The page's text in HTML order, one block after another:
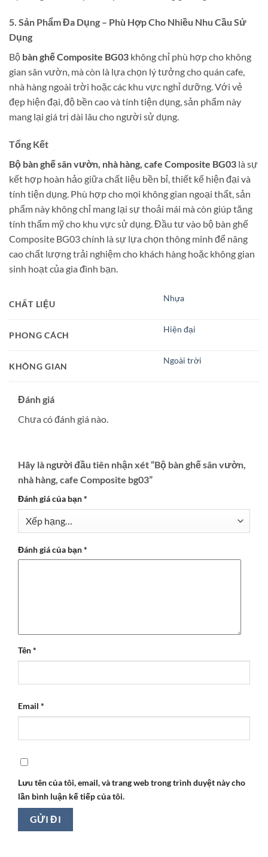
5. Sản Phẩm Đa Dụng – Phù Hợp Cho Nhiều Nhu Cầu Sử
Dụng
Bộ bàn ghế Composite BG03 không chỉ phù hợp cho không
gian sân vườn, mà còn là lựa chọn lý tưởng cho quán cafe,
nhà hàng ngoài trời hoặc các khu vực nghỉ dưỡng. Với vẻ
đẹp hiện đại, độ bền cao và tính tiện dụng, sản phẩm này
mang lại giá trị dài lâu cho người sử dụng.
Tổng Kết
Bộ bàn ghế sân vườn, nhà hàng, cafe Composite BG03 là sự
kết hợp hoàn hảo giữa chất liệu bền bỉ, thiết kế hiện đại và
tính tiện dụng. Phù hợp cho mọi không gian ngoại thất, sản
phẩm này không chỉ mang lại sự thoải mái mà còn giúp tăng
tính thẩm mỹ cho khu vực sử dụng. Đầu tư vào bộ bàn ghế
Composite BG03 chính là sự lựa chọn thông minh để nâng
cao chất lượng trải nghiệm cho khách hàng hoặc không gian
sinh hoạt của gia đình bạn.
CHẤT LIỆU
Nhựa
PHONG CÁCH
Hiện đại
KHÔNG GIAN
Ngoài trời
Đánh giá
Chưa có đánh giá nào.
Hãy là người đầu tiên nhận xét “Bộ bàn ghế sân vườn,
nhà hàng, cafe Composite bg03”
Đánh giá của bạn*
Đánh giá của bạn*
Tên*
Email *
Lưu tên của tôi, email, và trang web trong trình duyệt này cho
lần bình luận kế tiếp của tôi.